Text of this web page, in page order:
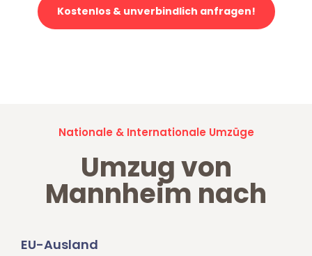
Kostenlos & unverbindlich anfragen!
Nationale & Internationale Umzüge
Umzug von
Mannheim nach
EU-Ausland